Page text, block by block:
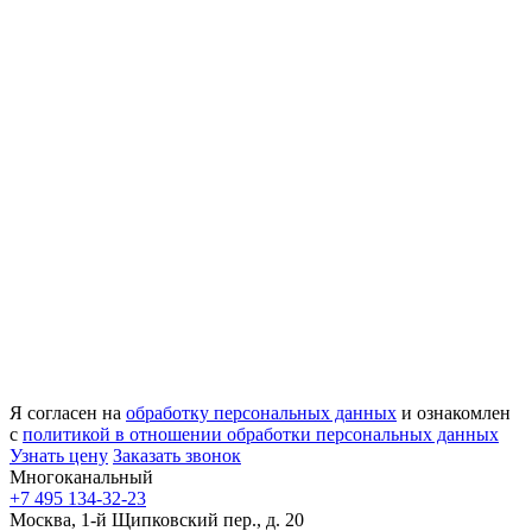
Я согласен на обработку персональных данных и ознакомлен
с политикой в отношении обработки персональных данных
Узнать цену Заказать звонок
Многоканальный
+7 495 134-32-23
Москва, 1-й Щипковский пер., д. 20